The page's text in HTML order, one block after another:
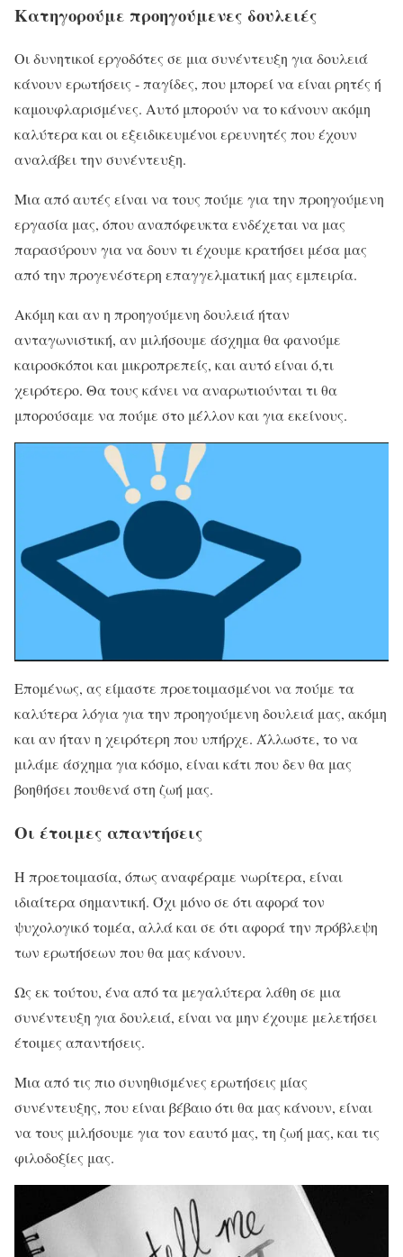
Κατηγορούμε προηγούμενες δουλειές
Οι δυνητικοί εργοδότες σε μια συνέντευξη για δουλειά
κάνουν ερωτήσεις - παγίδες, που μπορεί να είναι ρητές ή
καμουφλαρισμένες. Αυτό μπορούν να το κάνουν ακόμη
καλύτερα και οι εξειδικευμένοι ερευνητές που έχουν
αναλάβει την συνέντευξη.
Μια από αυτές είναι να τους πούμε για την προηγούμενη
εργασία μας, όπου αναπόφευκτα ενδέχεται να μας
παρασύρουν για να δουν τι έχουμε κρατήσει μέσα μας
από την προγενέστερη επαγγελματική μας εμπειρία.
Ακόμη και αν η προηγούμενη δουλειά ήταν
ανταγωνιστική, αν μιλήσουμε άσχημα θα φανούμε
καιροσκόποι και μικροπρεπείς, και αυτό είναι ό,τι
χειρότερο. Θα τους κάνει να αναρωτιούνται τι θα
μπορούσαμε να πούμε στο μέλλον και για εκείνους.
Επομένως, ας είμαστε προετοιμασμένοι να πούμε τα
καλύτερα λόγια για την προηγούμενη δουλειά μας, ακόμη
και αν ήταν η χειρότερη που υπήρχε. Άλλωστε, το να
μιλάμε άσχημα για κόσμο, είναι κάτι που δεν θα μας
βοηθήσει πουθενά στη ζωή μας.
Οι έτοιμες απαντήσεις
Η προετοιμασία, όπως αναφέραμε νωρίτερα, είναι
ιδιαίτερα σημαντική. Όχι μόνο σε ότι αφορά τον
ψυχολογικό τομέα, αλλά και σε ότι αφορά την πρόβλεψη
των ερωτήσεων που θα μας κάνουν.
Ως εκ τούτου, ένα από τα μεγαλύτερα λάθη σε μια
συνέντευξη για δουλειά, είναι να μην έχουμε μελετήσει
έτοιμες απαντήσεις.
Μια από τις πιο συνηθισμένες ερωτήσεις μίας
συνέντευξης, που είναι βέβαιο ότι θα μας κάνουν, είναι
να τους μιλήσουμε για τον εαυτό μας, τη ζωή μας, και τις
φιλοδοξίες μας.